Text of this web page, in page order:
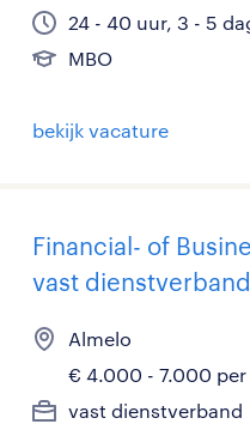
24 - 40 uur, 3 - 5
MBO
bekijk vacature
Financial- of
vast dienstverband
Almelo
€ 4.000 - 7.000 per
vast dienstverband